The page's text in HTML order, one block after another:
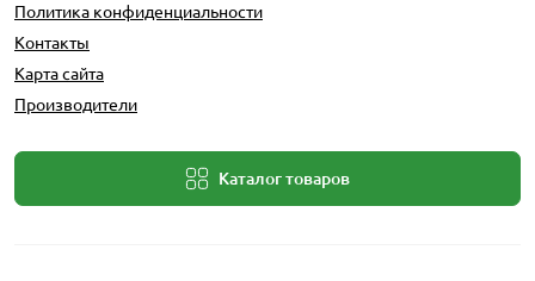
Политика конфиденциальности
Контакты
Карта сайта
Производители
Каталог товаров